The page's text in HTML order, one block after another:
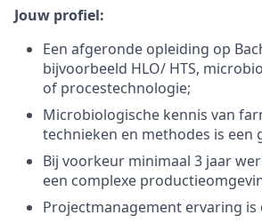
Jouw profiel:
Een afgeronde opleiding op
bijvoorbeeld HLO/ HTS,
of procestechnologie;
Microbiologische kennis van
technieken en methodes is een
Bij voorkeur minimaal 3 jaar
een complexe
Projectmanagement ervaring is